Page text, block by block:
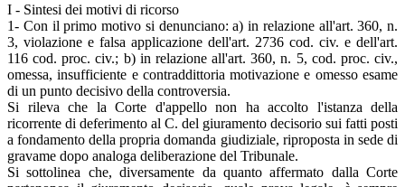
I - Sintesi dei motivi di ricorso
1- Con il primo motivo si denunciano: a) in relazione all'art. 360, n.
3, violazione e falsa applicazione dell'art. 2736 cod. civ. e dell'art.
116 cod. proc. civ.; b) in relazione all'art. 360, n. 5, cod. proc. civ.,
omessa, insufficiente e contraddittoria motivazione e omesso esame
di un punto decisivo della controversia.
Si rileva che la Corte d'appello non ha accolto l'istanza della
ricorrente di deferimento al C. del giuramento decisorio sui fatti posti
a fondamento della propria domanda giudiziale, riproposta in sede di
gravame dopo analoga deliberazione del Tribunale.
Si sottolinea che, diversamente da quanto affermato dalla Corte